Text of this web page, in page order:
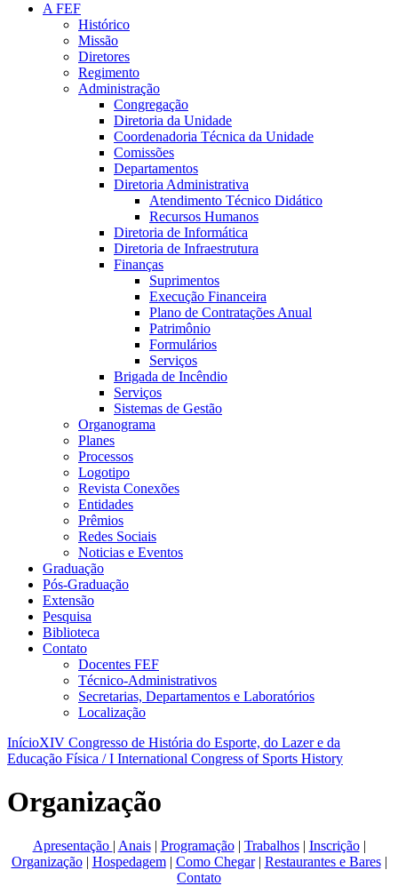
A FEF
Histórico
Missão
Diretores
Regimento
Administração
Congregação
Diretoria da Unidade
Coordenadoria Técnica da Unidade
Comissões
Departamentos
Diretoria Administrativa
Atendimento Técnico Didático
Recursos Humanos
Diretoria de Informática
Diretoria de Infraestrutura
Finanças
Suprimentos
Execução Financeira
Plano de Contratações Anual
Patrimônio
Formulários
Serviços
Brigada de Incêndio
Serviços
Sistemas de Gestão
Organograma
Planes
Processos
Logotipo
Revista Conexões
Entidades
Prêmios
Redes Sociais
Noticias e Eventos
Graduação
Pós-Graduação
Extensão
Pesquisa
Biblioteca
Contato
Docentes FEF
Técnico-Administrativos
Secretarias, Departamentos e Laboratórios
Localização
InícioXIV Congresso de História do Esporte, do Lazer e da
Educação Física / I International Congress of Sports History
Organização
Apresentação | Anais| Programação| Trabalhos| Inscrição|
Organização| Hospedagem| Como Chegar| Restaurantes e Bares|
Contato